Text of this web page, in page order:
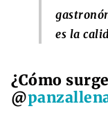
es la
¿Cómo
@